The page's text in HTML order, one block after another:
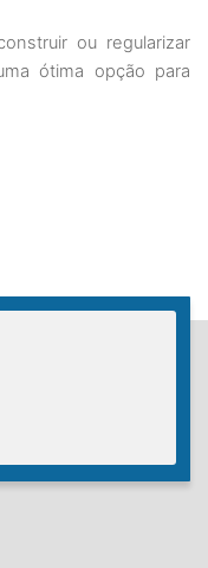
ou regularizar
ótima opção para